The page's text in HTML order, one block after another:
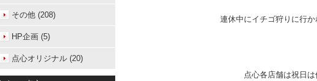
連休中にイチゴ狩りに行
点心各店舗は祝日
その他 (208)
HP企画 (5)
点心オリジナル (20)